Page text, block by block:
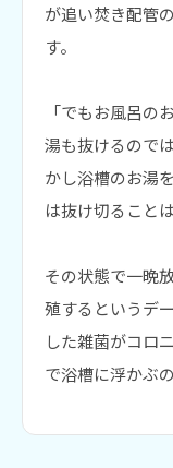
が追い焚き配管
す。
「でもお風呂の
湯も抜けるので
かし浴槽のお湯
は抜け切ること
その状態で一晩
殖するというデ
した雑菌がコロ
で浴槽に浮かぶの